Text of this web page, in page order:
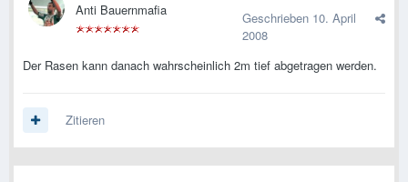
Anti Bauernmafia Geschrieben 10. April
2008
Der Rasen kann danach wahrscheinlich 2m tief abgetragen werden.
Zitieren